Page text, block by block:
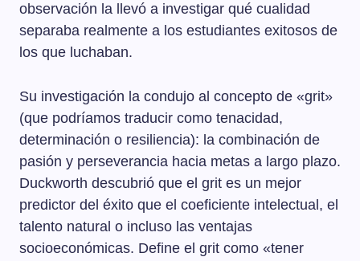
observación la llevó a investigar qué cualidad
separaba realmente a los estudiantes exitosos de
los que luchaban.
Su investigación la condujo al concepto de «grit»
(que podríamos traducir como tenacidad,
determinación o resiliencia): la combinación de
pasión y perseverancia hacia metas a largo plazo.
Duckworth descubrió que el grit es un mejor
predictor del éxito que el coeficiente intelectual, el
talento natural o incluso las ventajas
socioeconómicas. Define el grit como «tener